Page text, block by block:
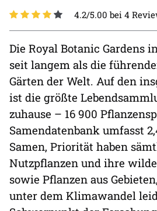
4.2/5.00 bei 4
Die Royal Botanic Gardens
seit langem als die
Gärten der Welt. Auf den
ist die größte
zuhause – 16 900
Samendatenbank umfasst
Samen, Priorität haben
Nutzpflanzen und ihre
sowie Pflanzen aus
unter dem Klimawandel